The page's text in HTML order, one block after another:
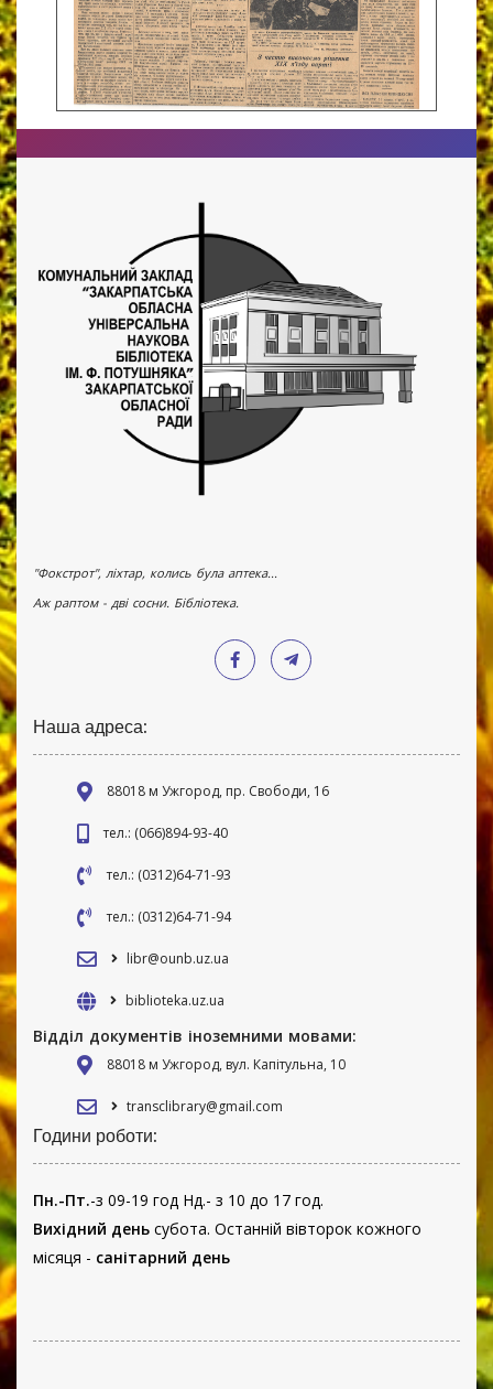
"Фокстрот", ліхтар, колись була аптека...
Аж раптом - дві сосни. Бібліотека.
Наша адреса:
88018 м Ужгород, пр. Свободи, 16
тел.: (066)894-93-40
тел.: (0312)64-71-93
тел.: (0312)64-71-94
libr@ounb.uz.ua
biblioteka.uz.ua
Відділ документів іноземними мовами:
88018 м Ужгород, вул. Капітульна, 10
transclibrary@gmail.com
Години роботи:
Пн.-Пт.-з 09-19 год Нд.- з 10 до 17 год.
Вихідний день субота. Останній вівторок кожного
місяця - санітарний день